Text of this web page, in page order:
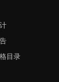
目录